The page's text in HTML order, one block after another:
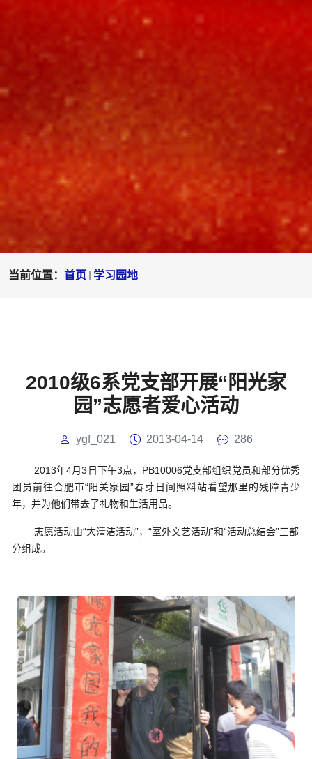
当前位置： 首页 学习园地
2010级6系党支部开展“阳光家
园”志愿者爱心活动
ygf_021 2013-04-14 286
2013年4月3日下午3点，PB10006党支部组织党员和部分优秀
团员前往合肥市“阳关家园”春芽日间照料站看望那里的残障青少
年，并为他们带去了礼物和生活用品。
志愿活动由“大清洁活动”，“室外文艺活动”和“活动总结会”三部
分组成。